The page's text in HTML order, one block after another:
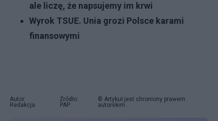
ale liczę, że napsujemy im krwi
Wyrok TSUE. Unia grozi Polsce karami
finansowymi
Autor:
Redakcja
Źródło:
PAP
© Artykuł jest chroniony prawem
autorskim.